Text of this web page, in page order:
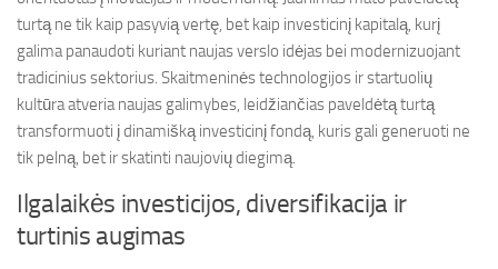
turtą ne tik kaip pasyvią vertę, bet kaip investicinį kapitalą, kurį
galima panaudoti kuriant naujas verslo idėjas bei modernizuojant
tradicinius sektorius. Skaitmeninės technologijos ir startuolių
kultūra atveria naujas galimybes, leidžiančias paveldėtą turtą
transformuoti į dinamišką investicinį fondą, kuris gali generuoti ne
tik pelną, bet ir skatinti naujovių diegimą.
Ilgalaikės investicijos, diversifikacija ir
turtinis augimas